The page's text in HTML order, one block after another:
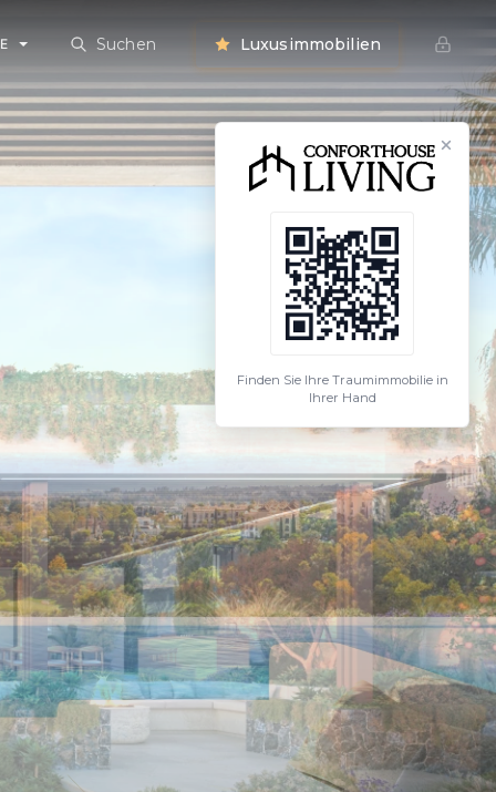
Suchen Luxusimmobilien
Finden Sie Ihre Traumimmobilie in
Ihrer Hand